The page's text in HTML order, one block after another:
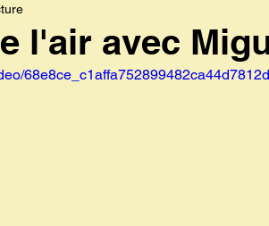
l'air avec